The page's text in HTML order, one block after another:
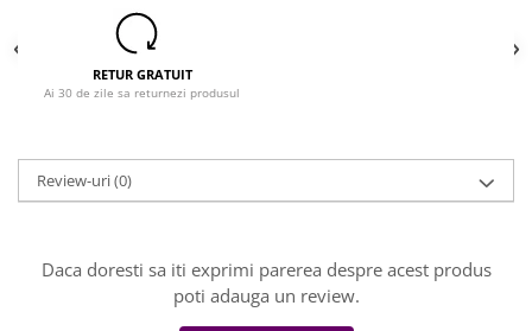
RETUR GRATUIT
Ai 30 de zile sa returnezi produsul
Review-uri(0)
Daca doresti sa iti exprimi parerea despre acest produs
poti adauga un review.